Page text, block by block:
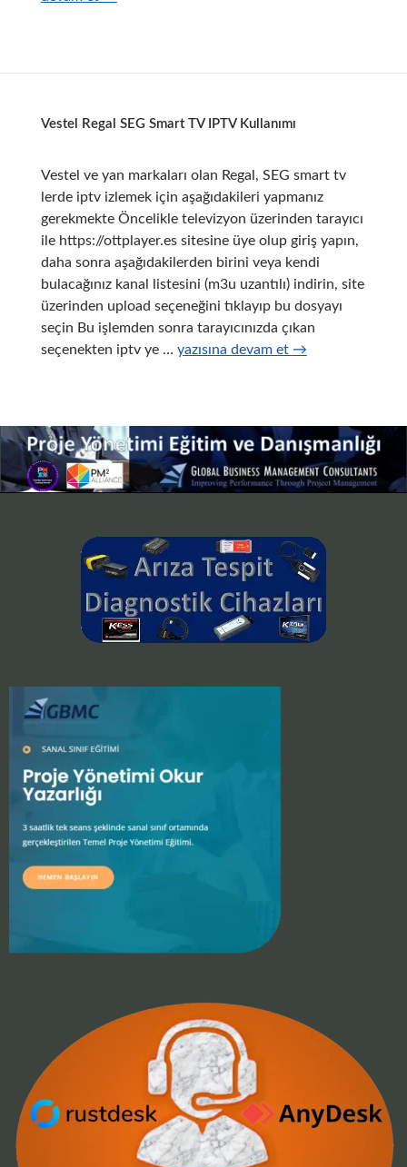
görüntü
aktarımı
Vestel Regal SEG Smart TV IPTV Kullanımı
Vestel ve yan markaları olan Regal, SEG smart tv
lerde iptv izlemek için aşağıdakileri yapmanız
gerekmekte Öncelikle televizyon üzerinden tarayıcı
ile https://ottplayer.es sitesine üye olup giriş yapın,
daha sonra aşağıdakilerden birini veya kendi
bulacağınız kanal listesini (m3u uzantılı) indirin, site
üzerinden upload seçeneğini tıklayıp bu dosyayı
seçin Bu işlemden sonra tarayıcınızda çıkan
seçenekten iptv ye … Vestel
TV
IPTV
Kullanımı
yazısına devam et →